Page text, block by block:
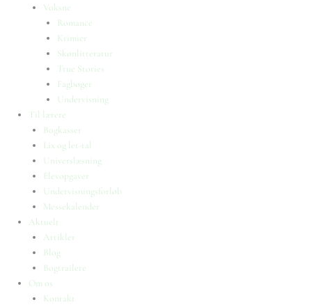
Voksne
Romance
Krimier
Skønlitteratur
True Stories
Fagbøger
Undervisning
Til lærere
Bogkasser
Lix og let-tal
Universlæsning
Elevopgaver
Undervisningsforløb
Messekalender
Aktuelt
Artikler
Blog
Bogtrailere
Om os
Kontakt